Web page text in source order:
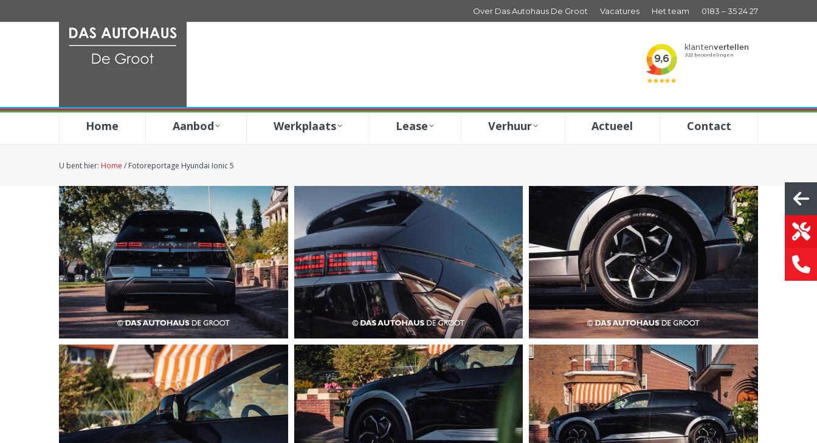
Over Das Autohaus De Groot Vacatures Het team 0183 – 35 24 27
Home Aanbod Werkplaats Lease Verhuur Actueel Contact
U bent hier: Home / Fotoreportage Hyundai Ionic 5